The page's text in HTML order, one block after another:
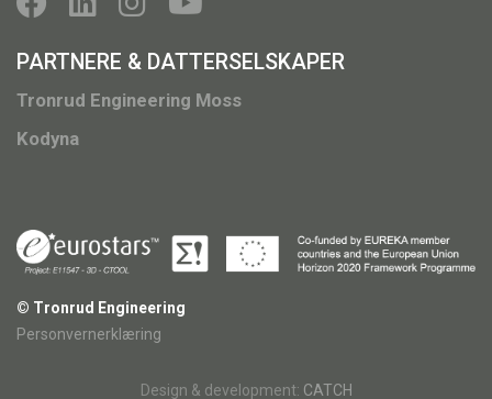
PARTNERE & DATTERSELSKAPER
Tronrud Engineering Moss
Kodyna
© Tronrud Engineering
Personvernerklæring
Design & development: CATCH